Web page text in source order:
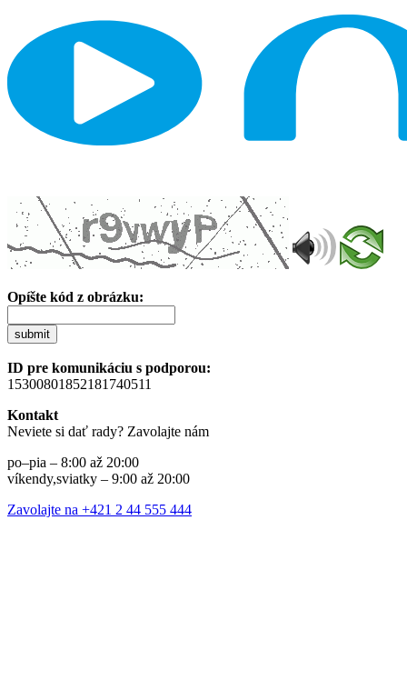
Opíšte kód z obrázku:
submit
ID pre komunikáciu s podporou:
15300801852181740511
Kontakt
Neviete si dať rady? Zavolajte nám
po–pia – 8:00 až 20:00
víkendy,sviatky – 9:00 až 20:00
Zavolajte na +421 2 44 555 444